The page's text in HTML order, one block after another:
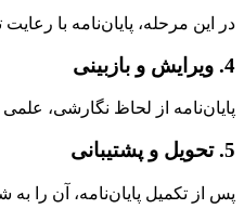
در این مرحله، پایان‌نامه با
4. ویرایش و بازبینی
پایان‌نامه از لحاظ نگارشی،
5. تحویل و پشتیبانی
پس از تکمیل پایان‌نامه، آن را